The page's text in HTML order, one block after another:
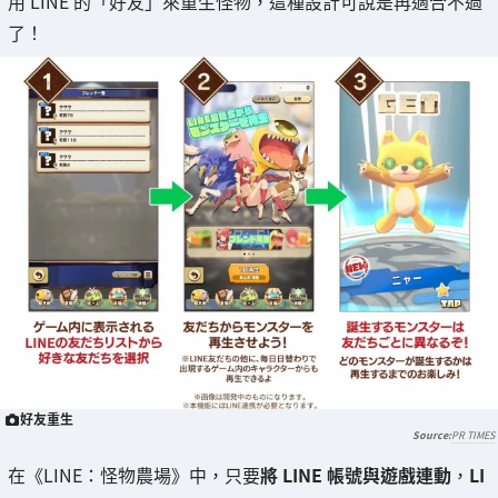
了！
好友重生
PR TIMES
在《LINE：怪物農場》中，只要將 LINE 帳號與遊戲連動 ， LI